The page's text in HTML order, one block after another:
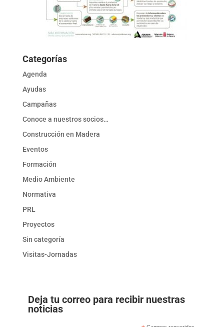
Categorías
Agenda
Ayudas
Campañas
Conoce a nuestros socios…
Construcción en Madera
Eventos
Formación
Medio Ambiente
Normativa
PRL
Proyectos
Sin categoría
Visitas-Jornadas
Deja tu correo para recibir nuestras
noticias